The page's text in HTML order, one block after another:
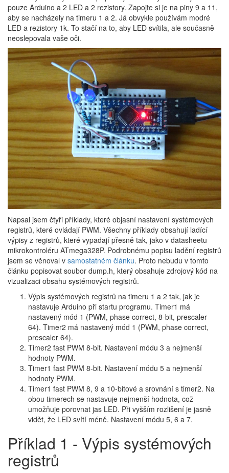
pouze Arduino a 2 LED a 2 rezistory. Zapojte si je na piny 9 a 11,
aby se nacházely na timeru 1 a 2. Já obvykle používám modré
LED a rezistory 1k. To stačí na to, aby LED svítila, ale současně
neoslepovala vaše oči.
Napsal jsem čtyři příklady, které objasní nastavení systémových
registrů, které ovládají PWM. Všechny příklady obsahují ladící
výpisy z registrů, které vypadají přesně tak, jako v datasheetu
mikrokontroléru ATmega328P. Podrobnému popisu ladění registrů
jsem se věnoval v samostatném článku. Proto nebudu v tomto
článku popisovat soubor dump.h, který obsahuje zdrojový kód na
vizualizaci obsahu systémových registrů.
Výpis systémových registrů na timeru 1 a 2 tak, jak je
nastavuje Arduino při startu programu. Timer1 má
nastavený mód 1 (PWM, phase correct, 8-bit, prescaler
64). Timer2 má nastavený mód 1 (PWM, phase correct,
prescaler 64).
Timer2 fast PWM 8-bit. Nastavení módu 3 a nejmenší
hodnoty PWM.
Timer1 fast PWM 8-bit. Nastavení módu 5 a nejmenší
hodnoty PWM.
Timer1 fast PWM 8, 9 a 10-bitové a srovnání s timer2. Na
obou timerech se nastavuje nejmenší hodnota, což
umožňuje porovnat jas LED. Při vyšším rozlišení je jasně
vidět, že LED svítí méně. Nastavení módu 5, 6 a 7.
Příklad 1 - Výpis systémových
registrů